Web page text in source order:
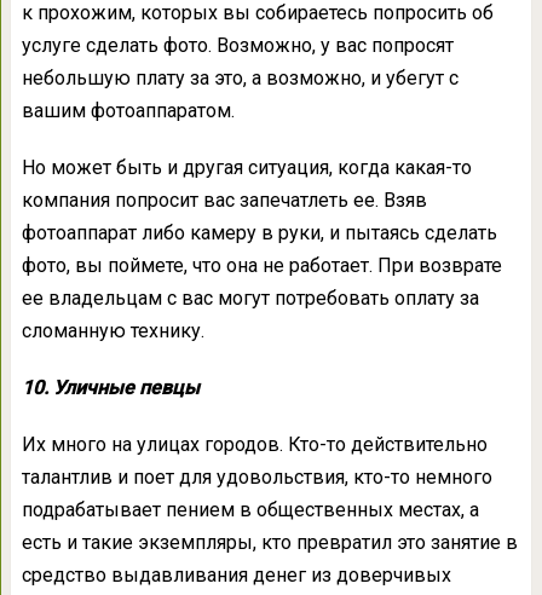
к прохожим, которых вы собираетесь попросить об
услуге сделать фото. Возможно, у вас попросят
небольшую плату за это, а возможно, и убегут с
вашим фотоаппаратом.
Но может быть и другая ситуация, когда какая-то
компания попросит вас запечатлеть ее. Взяв
фотоаппарат либо камеру в руки, и пытаясь сделать
фото, вы поймете, что она не работает. При возврате
ее владельцам с вас могут потребовать оплату за
сломанную технику.
10. Уличные певцы
Их много на улицах городов. Кто-то действительно
талантлив и поет для удовольствия, кто-то немного
подрабатывает пением в общественных местах, а
есть и такие экземпляры, кто превратил это занятие в
средство выдавливания денег из доверчивых